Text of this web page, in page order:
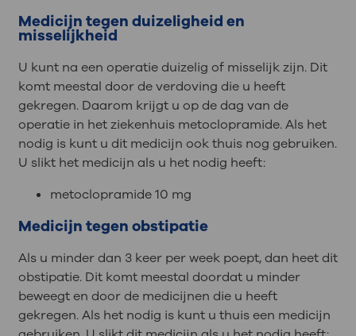
Medicijn tegen duizeligheid en
misselijkheid
U kunt na een operatie duizelig of misselijk zijn. Dit
komt meestal door de verdoving die u heeft
gekregen. Daarom krijgt u op de dag van de
operatie in het ziekenhuis metoclopramide. Als het
nodig is kunt u dit medicijn ook thuis nog gebruiken.
U slikt het medicijn als u het nodig heeft:
metoclopramide 10 mg
Medicijn tegen obstipatie
Als u minder dan 3 keer per week poept, dan heet dit
obstipatie. Dit komt meestal doordat u minder
beweegt en door de medicijnen die u heeft
gekregen. Als het nodig is kunt u thuis een medicijn